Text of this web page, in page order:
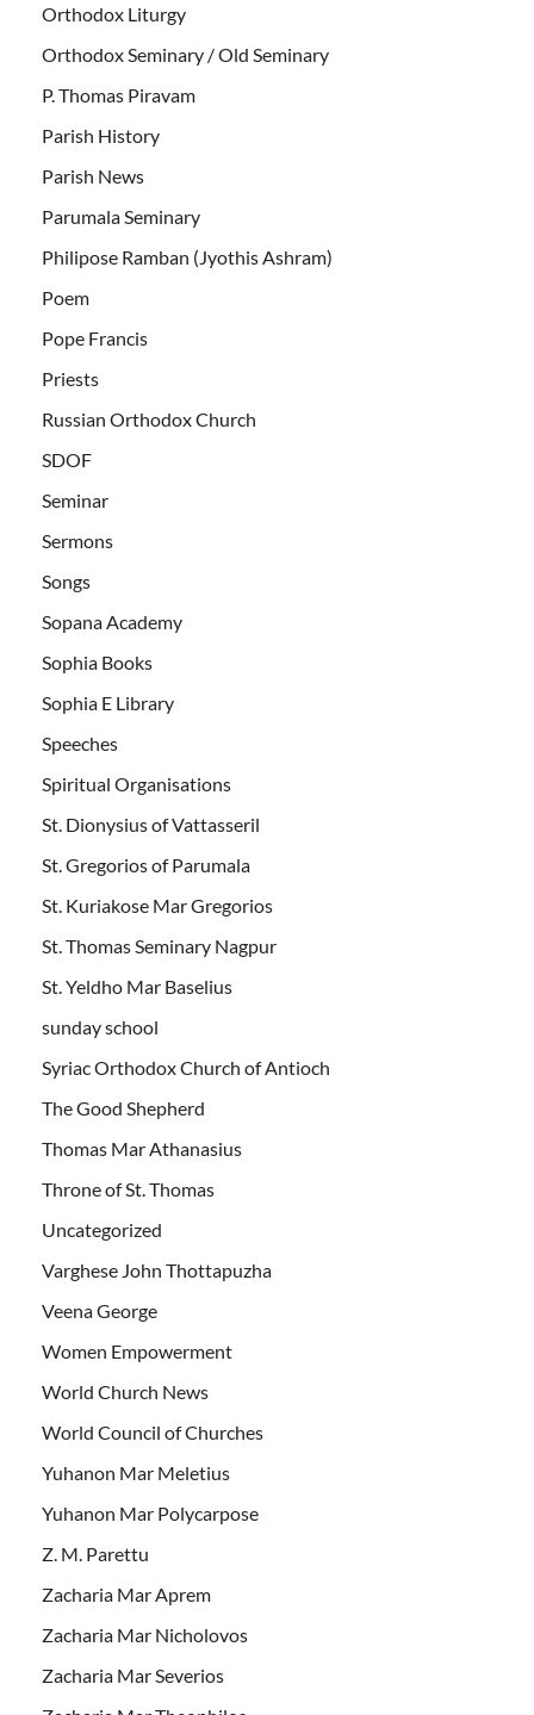
Orthodox Liturgy
Orthodox Seminary / Old Seminary
P. Thomas Piravam
Parish History
Parish News
Parumala Seminary
Philipose Ramban (Jyothis Ashram)
Poem
Pope Francis
Priests
Russian Orthodox Church
SDOF
Seminar
Sermons
Songs
Sopana Academy
Sophia Books
Sophia E Library
Speeches
Spiritual Organisations
St. Dionysius of Vattasseril
St. Gregorios of Parumala
St. Kuriakose Mar Gregorios
St. Thomas Seminary Nagpur
St. Yeldho Mar Baselius
sunday school
Syriac Orthodox Church of Antioch
The Good Shepherd
Thomas Mar Athanasius
Throne of St. Thomas
Uncategorized
Varghese John Thottapuzha
Veena George
Women Empowerment
World Church News
World Council of Churches
Yuhanon Mar Meletius
Yuhanon Mar Polycarpose
Z. M. Parettu
Zacharia Mar Aprem
Zacharia Mar Nicholovos
Zacharia Mar Severios